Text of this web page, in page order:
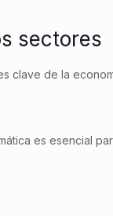
sectores
clave de la
es esencial